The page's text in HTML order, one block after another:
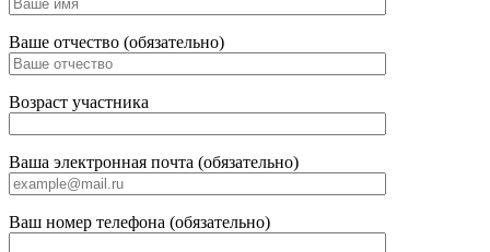
Ваше отчество (обязательно)
Возраст участника
Ваша электронная почта (обязательно)
Ваш номер телефона (обязательно)